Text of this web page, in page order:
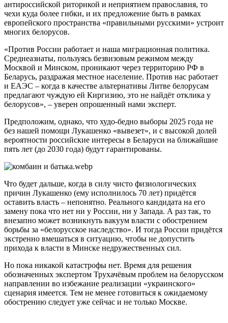
антироссийской риторикой и неприятием православия, то
чехи куда более гибки, и их предложение быть в рамках
европейского пространства «правильными русскими» устроит
многих белорусов.
«Против России работает и наша миграционная политика.
Среднеазиаты, пользуясь безвизовым режимом между
Москвой и Минском, проникают через территорию РФ в
Беларусь, раздражая местное население. Против нас работает
и ЕАЭС – когда в качестве альтернативы Литве белорусам
предлагают чуждую ей Киргизию, это не найдёт отклика у
белорусов», – уверен опрошенный нами эксперт.
Предположим, однако, что худо-бедно выборы 2025 года не
без нашей помощи Лукашенко «вывезет», и с высокой долей
вероятности российские интересы в Беларуси на ближайшие
пять лет (до 2030 года) будут гарантированы.
Что будет дальше, когда в силу чисто физиологических
причин Лукашенко (ему исполнилось 70 лет) придётся
оставить власть – непонятно. Реального кандидата на его
замену пока что нет ни у России, ни у Запада. А раз так, то
внезапно может возникнуть вакуум власти с обострением
борьбы за «белорусское наследство». И тогда России придётся
экстренно вмешаться в ситуацию, чтобы не допустить
прихода к власти в Минске недружественных сил.
Но пока никакой катастрофы нет. Время для решения
обозначенных экспертом Трухачёвым проблем на белорусском
направлении во избежание реализации «украинского»
сценария имеется. Тем не менее готовиться к ожидаемому
обострению следует уже сейчас и не только Москве.